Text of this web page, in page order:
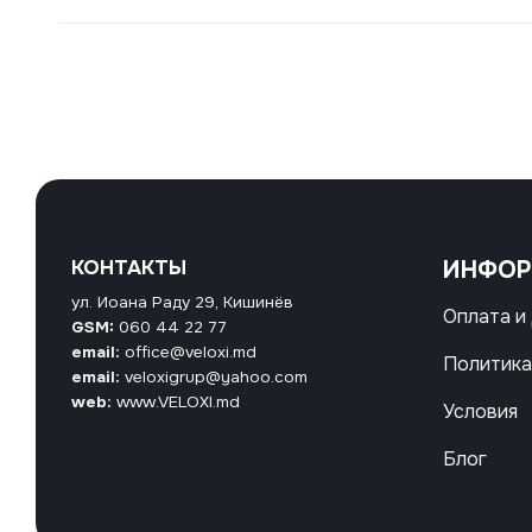
КОНТАКТЫ
ул. Иоана Раду 29, Кишинёв
GSM: 060 44 22 77
email: office@veloxi.md
email: veloxigrup@yahoo.com
web: www.VELOXI.md
Оплата
Условия
Блог